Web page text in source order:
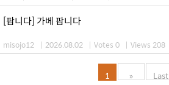
[팝니다] 가베 팝니다
misojo12 | 2026.08.02 | Votes 0 | Views 208
1 » Last